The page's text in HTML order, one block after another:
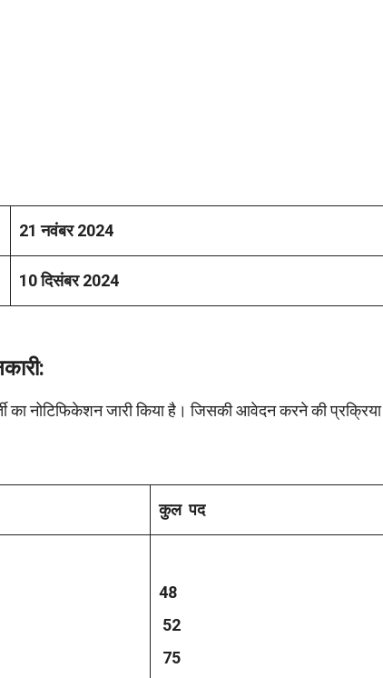
21 नवंबर 2024
10 दिसंबर 2024
का नोटिफिकेशन जारी किया है। जिसकी आवेदन करने की प्रक्रिया
कुल पद
48
52
75